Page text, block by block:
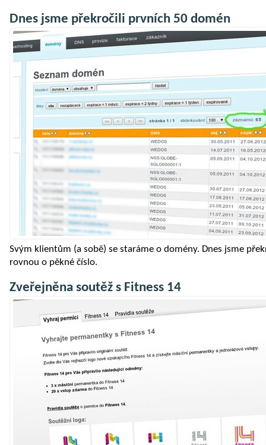
Dnes jsme překročili prvních 50 domén
Svým klientům (a sobě) se staráme o domény. Dnes jsme
rovnou o pěkné číslo.
Zveřejněna soutěž s Fitness 14